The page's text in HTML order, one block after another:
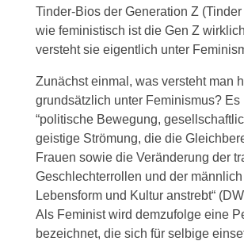
Tinder-Bios der Generation Z
wie feministisch ist die Gen Z
versteht sie eigentlich unter
Zunächst einmal, was versteht man
grundsätzlich unter Feminismus? Es
“politische Bewegung,
geistige Strömung, die die
Frauen sowie die Veränderung der
Geschlechterrollen und der
Lebensform und Kultur anstrebt“
Als Feminist wird demzufolge eine
bezeichnet, die sich für selbige